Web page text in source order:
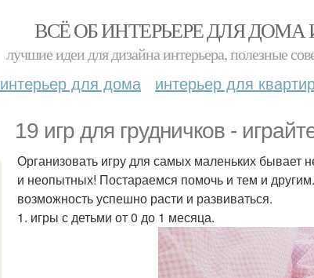
ВСЁ ОБ ИНТЕРЬЕРЕ ДЛЯ ДОМА
лучшие идеи для дизайна интерьера, полезные
интерьер для дома интерьер для
19 игр для грудничков -
Организовать игру для самых маленьких бывает
и неопытных! Постараемся помочь и тем и
возможность успешно расти и развиваться.
1. игры с детьми от 0 до 1 месяца.